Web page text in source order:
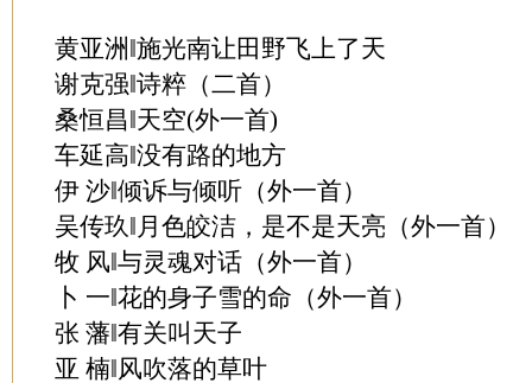
黄亚洲‖施光南让田野飞上了天
谢克强‖诗粹（二首）
桑恒昌‖天空(外一首)
车延高‖没有路的地方
伊 沙‖倾诉与倾听（外一首）
吴传玖‖月色皎洁，是不是天亮（外一首）
牧 风‖与灵魂对话（外一首）
卜 一‖花的身子雪的命（外一首）
张 藩‖有关叫天子
亚 楠‖风吹落的草叶